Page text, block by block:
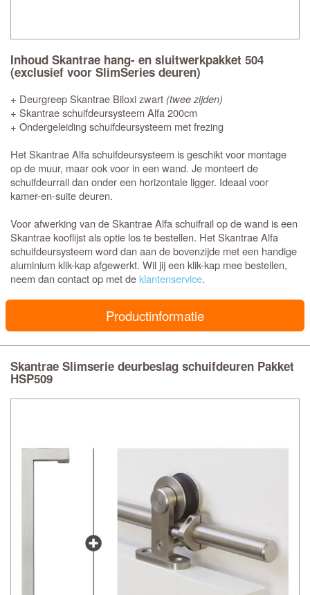
Inhoud Skantrae hang- en sluitwerkpakket 504
(exclusief voor SlimSeries deuren)
+ Deurgreep Skantrae Biloxi zwart (twee zijden)
+ Skantrae schuifdeursysteem Alfa 200cm
+ Ondergeleiding schuifdeursysteem met frezing
Het Skantrae Alfa schuifdeursysteem is geschikt voor montage
op de muur, maar ook voor in een wand. Je monteert de
schuifdeurrail dan onder een horizontale ligger. Ideaal voor
kamer-en-suite deuren.
Voor afwerking van de Skantrae Alfa schuifrail op de wand is een
Skantrae kooflijst als optie los te bestellen. Het Skantrae Alfa
schuifdeursysteem word dan aan de bovenzijde met een handige
aluminium klik-kap afgewerkt. Wil jij een klik-kap mee bestellen,
neem dan contact op met deklantenservice.
Productinformatie
Skantrae Slimserie deurbeslag schuifdeuren Pakket
HSP509